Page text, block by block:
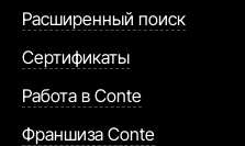
Расширенный поиск
Сертификаты
Работа в Conte
Франшиза Conte